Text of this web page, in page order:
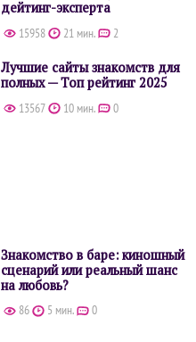
дейтинг-эксперта
15958 21 мин. 2
Лучшие сайты знакомств для
полных — Топ рейтинг 2025
13567 10 мин. 0
Знакомство в баре: киношный
сценарий или реальный шанс
на любовь?
86 5 мин. 0